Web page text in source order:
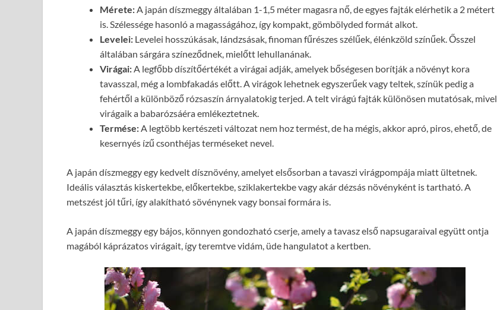
Mérete:A japán díszmeggy általában 1-1,5 méter magasra nő, de egyes fajták elérhetik a 2 métert
is. Szélessége hasonló a magasságához, így kompakt, gömbölyded formát alkot.
Levelei: Levelei hosszúkásak, lándzsásak, finoman fűrészes szélűek, élénkzöld színűek. Ősszel
általában sárgára színeződnek, mielőtt lehullanának.
Virágai:A legfőbb díszítőértékét a virágai adják, amelyek bőségesen borítják a növényt kora
tavasszal, még a lombfakadás előtt. A virágok lehetnek egyszerűek vagy teltek, színük pedig a
fehértől a különböző rózsaszín árnyalatokig terjed. A telt virágú fajták különösen mutatósak, mivel
virágaik a babarózsáéra emlékeztetnek.
Termése:A legtöbb kertészeti változat nem hoz termést, de ha mégis, akkor apró, piros, ehető, de
kesernyés ízű csonthéjas terméseket nevel.
A japán díszmeggy egy kedvelt dísznövény, amelyet elsősorban a tavaszi virágpompája miatt ültetnek.
Ideális választás kiskertekbe, előkertekbe, sziklakertekbe vagy akár dézsás növényként is tartható. A
metszést jól tűri, így alakítható sövénynek vagy bonsai formára is.
A japán díszmeggy egy bájos, könnyen gondozható cserje, amely a tavasz első napsugaraival együtt ontja
magából káprázatos virágait, így teremtve vidám, üde hangulatot a kertben.